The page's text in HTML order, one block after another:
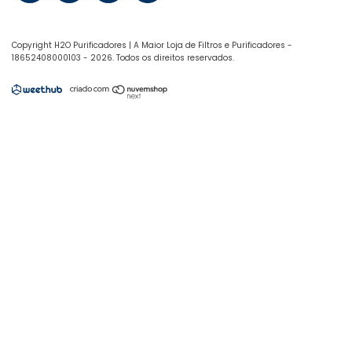
Copyright H2O Purificadores | A Maior Loja de Filtros e Purificadores -
18652408000103 - 2026. Todos os direitos reservados.